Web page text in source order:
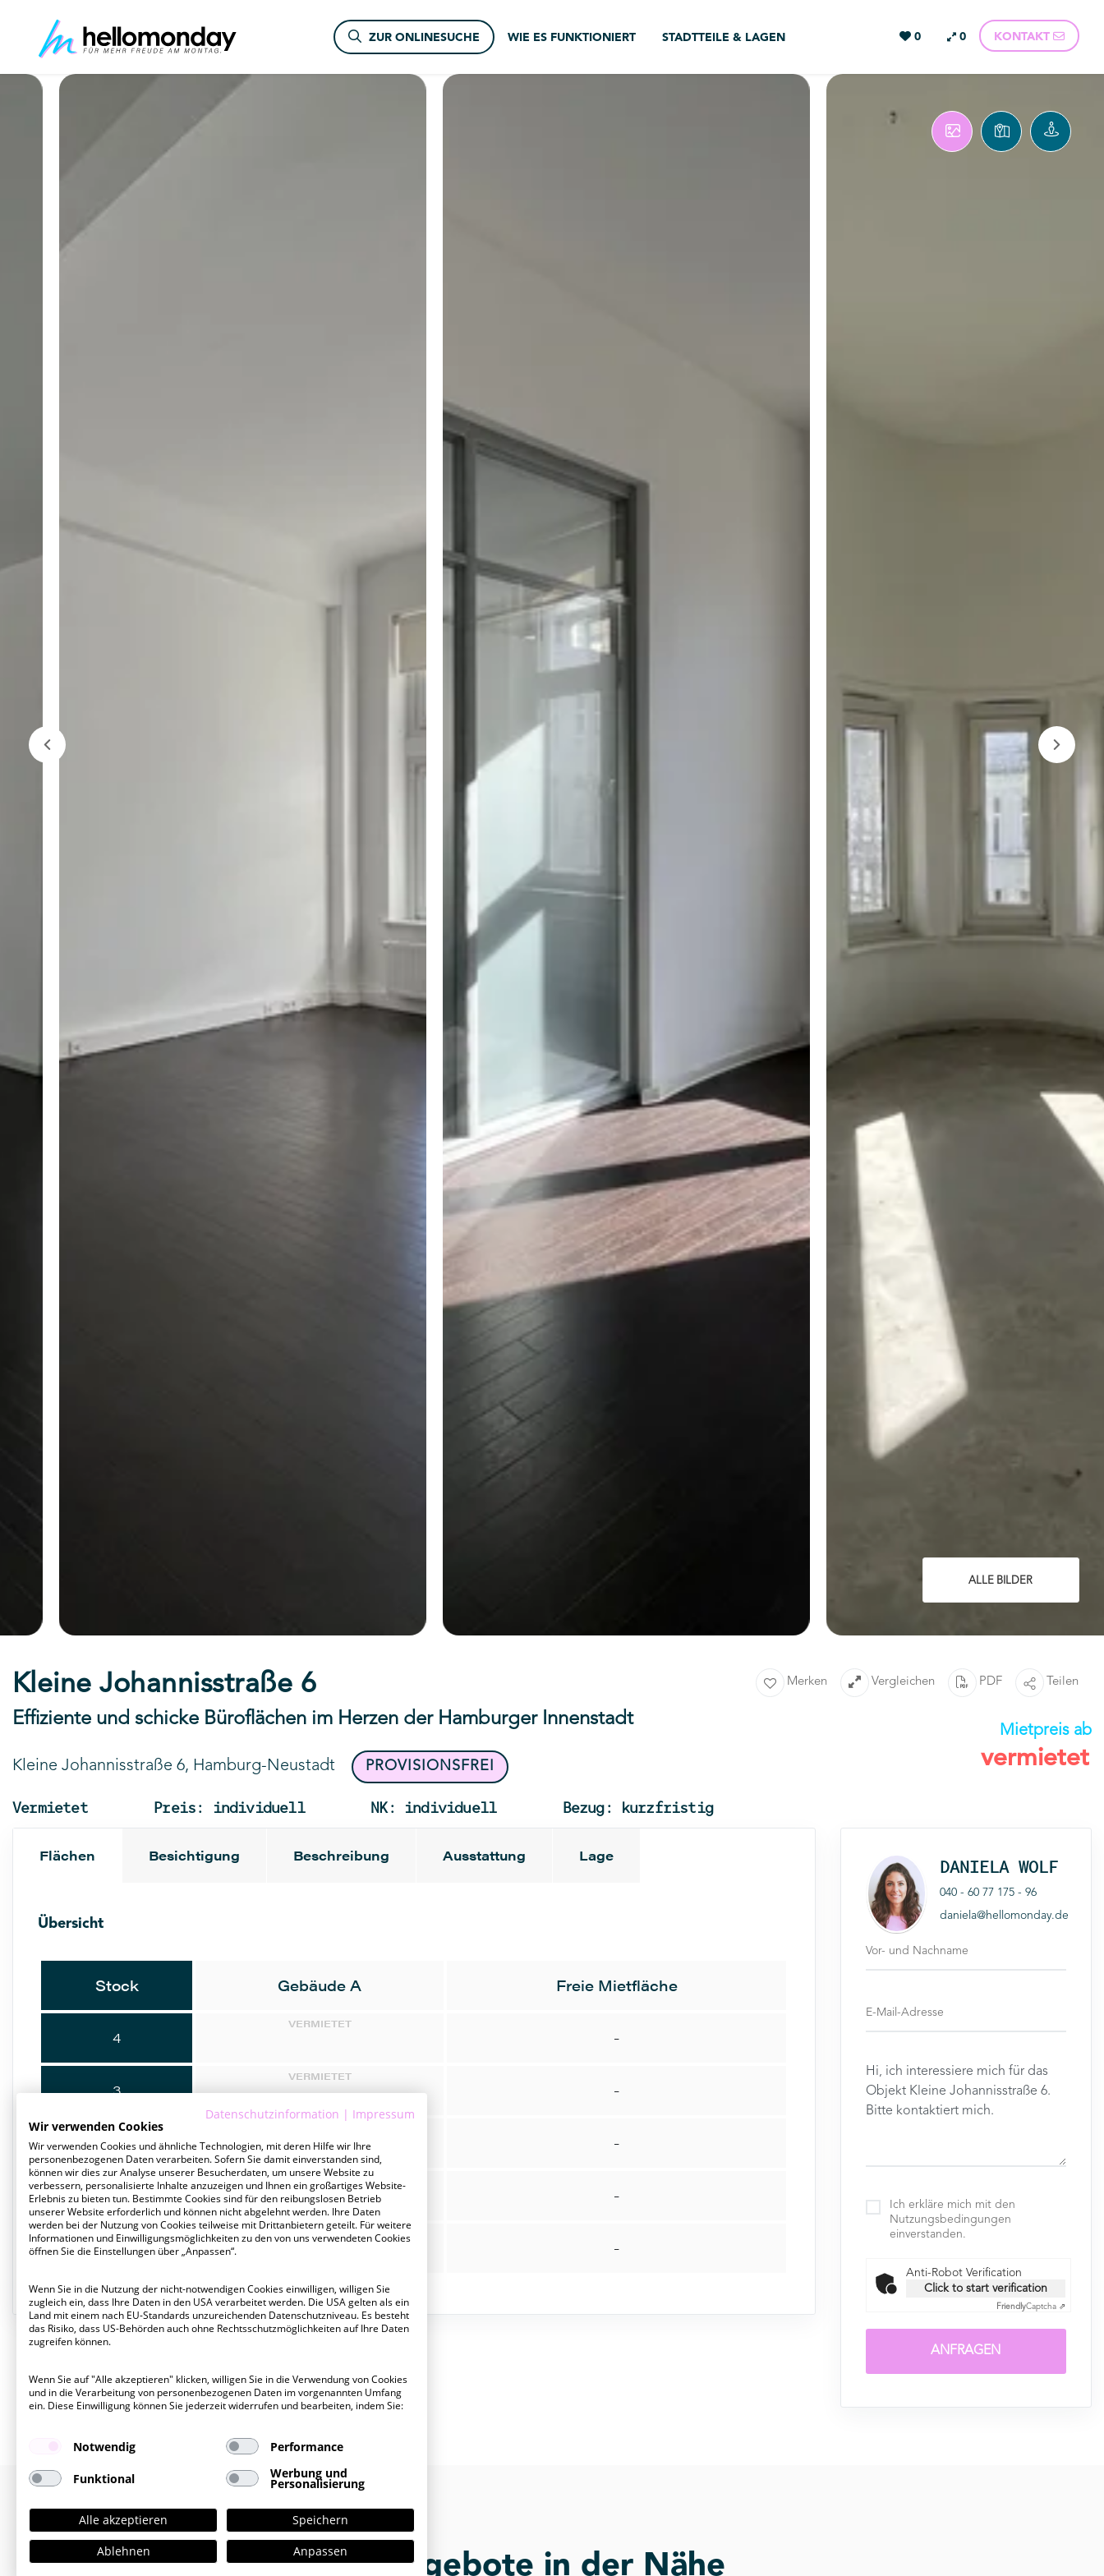
ZUR ONLINESUCHE WIE ES FUNKTIONIERT STADTTEILE & LAGEN 0 0 KONTAKT
ALLE BILDER
Kleine Johannisstraße 6
Effiziente und schicke Büroflächen im Herzen der Hamburger Innenstadt
Kleine Johannisstraße 6, Hamburg-Neustadt PROVISIONSFREI
Vermietet Preis: individuell NK: individuell Bezug: kurzfristig
Merken Vergleichen PDF Teilen
Mietpreis ab
vermietet
Flächen Besichtigung Beschreibung Ausstattung Lage
Übersicht
Stock Gebäude A Freie Mietfläche
4
VERMIETET
-
3
VERMIETET
-
2 -
1
VERMIETET
-
EG
VERMIETET
-
DANIELA WOLF
040 - 60 77 175 - 96
daniela@hellomonday.de
Ich erkläre mich mit den
Nutzungsbedingungen
einverstanden.
Anti-Robot Verification
Click to start verification
FriendlyCaptcha ⇗
ANFRAGEN
Angebote in der Nähe
Datenschutzinformation | Impressum
Wir verwenden Cookies
Wir verwenden Cookies und ähnliche Technologien, mit deren Hilfe wir Ihre
personenbezogenen Daten verarbeiten. Sofern Sie damit einverstanden sind,
können wir dies zur Analyse unserer Besucherdaten, um unsere Website zu
verbessern, personalisierte Inhalte anzuzeigen und Ihnen ein großartiges Website-
Erlebnis zu bieten tun. Bestimmte Cookies sind für den reibungslosen Betrieb
unserer Website erforderlich und können nicht abgelehnt werden. Ihre Daten
werden bei der Nutzung von Cookies teilweise mit Drittanbietern geteilt. Für weitere
Informationen und Einwilligungsmöglichkeiten zu den von uns verwendeten Cookies
öffnen Sie die Einstellungen über „Anpassen“.
Wenn Sie in die Nutzung der nicht-notwendigen Cookies einwilligen, willigen Sie
zugleich ein, dass Ihre Daten in den USA verarbeitet werden. Die USA gelten als ein
Land mit einem nach EU-Standards unzureichenden Datenschutzniveau. Es besteht
das Risiko, dass US-Behörden auch ohne Rechtsschutzmöglichkeiten auf Ihre Daten
zugreifen können.
Wenn Sie auf "Alle akzeptieren" klicken, willigen Sie in die Verwendung von Cookies
und in die Verarbeitung von personenbezogenen Daten im vorgenannten Umfang
ein. Diese Einwilligung können Sie jederzeit widerrufen und bearbeiten, indem Sie:
Notwendig Performance
Funktional Werbung und
Personalisierung
Alle akzeptieren
Speichern
Ablehnen
Anpassen